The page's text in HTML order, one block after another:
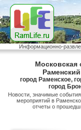
Информационно-
Московская
город Раменское,
город
Новости, значимые
мероприятий в
отчеты о